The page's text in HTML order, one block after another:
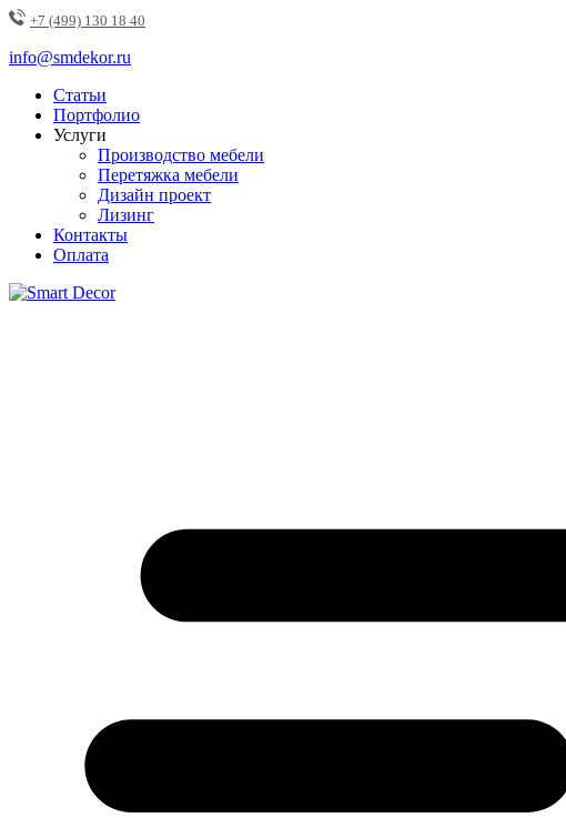
+7 (499) 130 18 40
info@smdekor.ru
Статьи
Портфолио
Услуги
Производство мебели
Перетяжка мебели
Дизайн проект
Лизинг
Контакты
Оплата